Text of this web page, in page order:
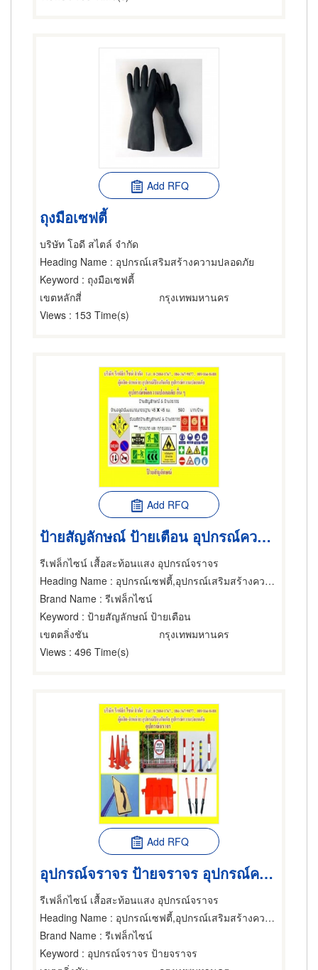
Add RFQ
ถุงมือเซฟตี้
บริษัท โอดี สไตล์ จำกัด
Heading Name : อุปกรณ์เสริมสร้างความปลอดภัย
Keyword : ถุงมือเซฟตี้
เขตหลักสี่
กรุงเทพมหานคร
Views : 153 Time(s)
Add RFQ
ป้ายสัญลักษณ์ ป้ายเตือน อุปกรณ์ความปลอดภัย ป้องกันภัย
รีเฟล็กไซน์ เสื้อสะท้อนแสง อุปกรณ์จราจร
Heading Name : อุปกรณ์เซฟตี้,อุปกรณ์เสริมสร้างความปลอดภัย,เครื่องและอุปกรณ์ดับเพลิง
Brand Name : รีเฟล็กไซน์
Keyword : ป้ายสัญลักษณ์ ป้ายเตือน
เขตตลิ่งชัน
กรุงเทพมหานคร
Views : 496 Time(s)
Add RFQ
อุปกรณ์จราจร ป้ายจราจร อุปกรณ์ความปลอดภัย ป้องกันภัย
รีเฟล็กไซน์ เสื้อสะท้อนแสง อุปกรณ์จราจร
Heading Name : อุปกรณ์เซฟตี้,อุปกรณ์เสริมสร้างความปลอดภัย,เครื่องและอุปกรณ์ดับเพลิง
Brand Name : รีเฟล็กไซน์
Keyword : อุปกรณ์จราจร ป้ายจราจร